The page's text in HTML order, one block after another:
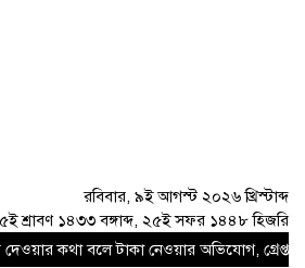
রবিবার, ৯ই আগস্ট ২০২৬ খ্রিস্টাব্দ
শ্রাবণ ১৪৩৩ বঙ্গাব্দ, ২৫ই সফর ১৪৪৮ হিজরি
দেওয়ার কথা বলে টাকা নেওয়ার অভিযোগ,